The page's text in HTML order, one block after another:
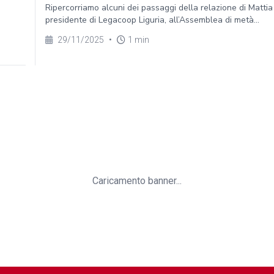
Ripercorriamo alcuni dei passaggi della relazione di Mattia
presidente di Legacoop Liguria, all’Assemblea di metà...
29/11/2025 • 1 min
Caricamento banner...